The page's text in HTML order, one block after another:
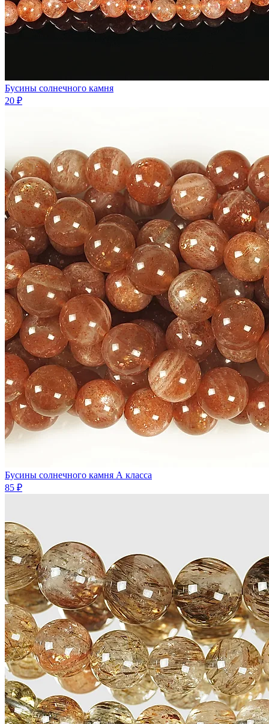
Бусины солнечного камня
20 ₽
Бусины солнечного камня А класса
85 ₽